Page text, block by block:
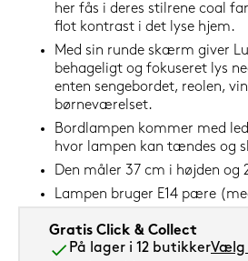
her fås i deres stilrene coal
flot kontrast i det lyse hjem.
Med sin runde skærm giver
behageligt og fokuseret lys
enten sengebordet, reolen,
børneværelset.
Bordlampen kommer med
hvor lampen kan tændes og
Den måler 37 cm i højden og
Lampen bruger E14 pære
Gratis Click & Collect
På lager i 12 butikker